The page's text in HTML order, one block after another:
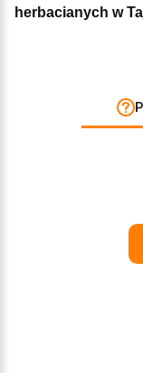
herbacianych w